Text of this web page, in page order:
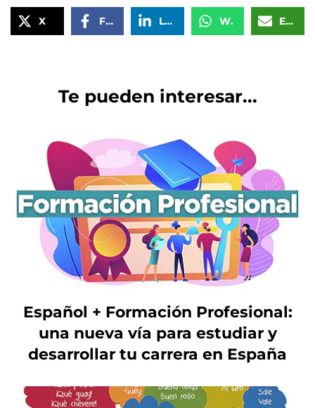
X Facebook LinkedIn WhatsApp Email
Te pueden interesar...
Español + Formación Profesional:
una nueva vía para estudiar y
desarrollar tu carrera en España